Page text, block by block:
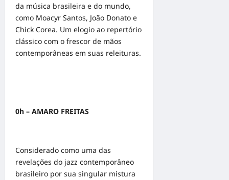
da música brasileira e do mundo,
como Moacyr Santos, João Donato e
Chick Corea. Um elogio ao repertório
clássico com o frescor de mãos
contemporâneas em suas releituras.
0h – AMARO FREITAS
Considerado como uma das
revelações do jazz contemporâneo
brasileiro por sua singular mistura